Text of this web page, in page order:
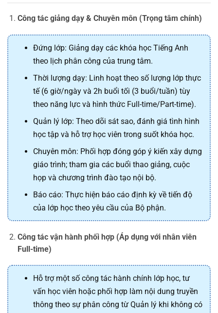
Công tác giảng dạy & Chuyên môn (Trọng tâm chính)
Đứng lớp: Giảng dạy các khóa học Tiếng Anh
theo lịch phân công của trung tâm.
Thời lượng dạy: Linh hoạt theo số lượng lớp thực
tế (6 giờ/ngày và 2h buổi tối (3 buổi/tuần) tùy
theo năng lực và hình thức Full-time/Part-time).
Quản lý lớp: Theo dõi sát sao, đánh giá tình hình
học tập và hỗ trợ học viên trong suốt khóa học.
Chuyên môn: Phối hợp đóng góp ý kiến xây dựng
giáo trình; tham gia các buổi thao giảng, cuộc
họp và chương trình đào tạo nội bộ.
Báo cáo: Thực hiện báo cáo định kỳ về tiến độ
của lớp học theo yêu cầu của Bộ phận.
Công tác vận hành phối hợp (Áp dụng với nhân viên
Full-time)
Hỗ trợ một số công tác hành chính lớp học, tư
vấn học viên hoặc phối hợp làm nội dung truyền
thông theo sự phân công từ Quản lý khi không có